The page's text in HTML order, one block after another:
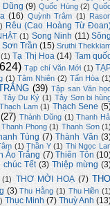
Dũng (9) Quốc Hùng (2)
(16) Quỳnh Trâm (1)
Rêu (Cao Hoàng Từ
(1) Song Ninh (11)
Sơn Trần (15) Sruthi
(1) Tạ Thị Hoa (14) Tam
Tạp chí Văn Mới (1)
(1) Tâm Nhiên (2) Tấn Hòa
(39) Tập san Văn
Tây Du Ký (1) Tây Sơn bi
Thạch Lam (1) Thạch Sene
(27) Thành Dũng (1) Thanh
Thanh Phong (1) Thanh Sơn
Tùng (7) Thành Văn
(1) Thần Y (1) Thi Ngọc
Áo Trắng (7) Thiên Tôn
chúc Tết (3) Thiệp mừng
(1) THƠ MỜI HOẠ (7)
(3) Thu Hằng (1) Thu Hiền
Thục Minh (7) Thuỳ Anh